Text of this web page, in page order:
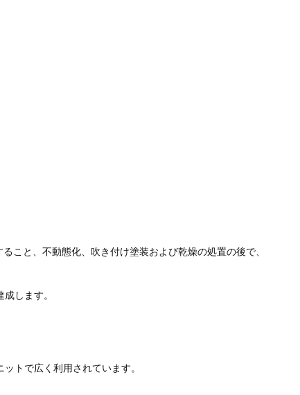
こと、不動態化、吹き付け塗装および乾燥の処置の後で、
します。
トで広く利用されています。